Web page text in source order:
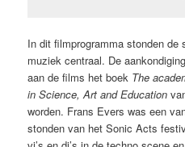
In dit filmprogramma stonden de
muziek centraal. De
aan de films het boek The
in Science, Art and Education
worden. Frans Evers was een
stonden van het Sonic Acts